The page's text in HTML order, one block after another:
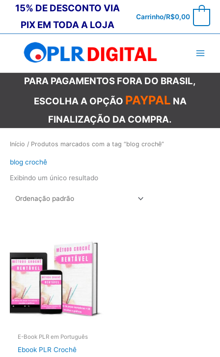
conteúdo
15% DE DESCONTO VIA
PIX EM TODA A LOJA
Carrinho/R$0,00
PARA PAGAMENTOS FORA DO BRASIL,
ESCOLHA A OPÇÃO PAYPAL NA
FINALIZAÇÃO DA COMPRA.
Início / Produtos marcados com a tag “blog crochê”
blog crochê
Exibindo um único resultado
E-Book PLR em Português
Ebook PLR Crochê